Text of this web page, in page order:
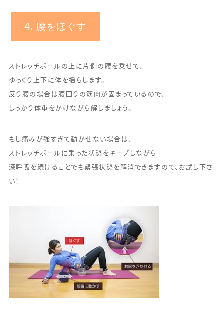
4. 腰をほぐす
ストレッチポールの上に片側の腰を乗せて、
ゆっくり上下に体を揺らします。
反り腰の場合は腰回りの筋肉が固まっているので、
しっかり体重をかけながら解しましょう。
もし痛みが強すぎて動かせない場合は、
ストレッチポールに乗った状態をキープしながら
深呼吸を続けることでも緊張状態を解消できますので、お試し下さ
い！